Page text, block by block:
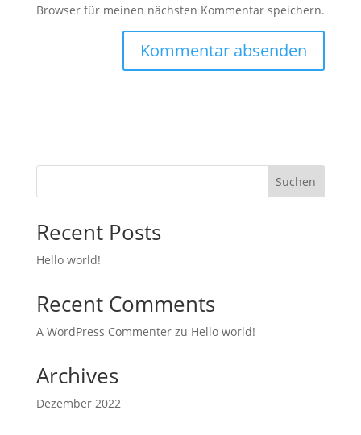
Browser für meinen nächsten Kommentar speichern.
Suchen
Recent Posts
Hello world!
Recent Comments
A WordPress Commenterzu Hello world!
Archives
Dezember 2022